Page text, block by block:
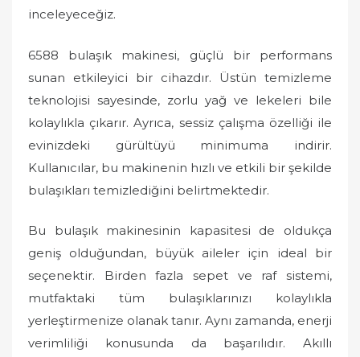
inceleyeceğiz.
6588 bulaşık makinesi, güçlü bir performans
sunan etkileyici bir cihazdır. Üstün temizleme
teknolojisi sayesinde, zorlu yağ ve lekeleri bile
kolaylıkla çıkarır. Ayrıca, sessiz çalışma özelliği ile
evinizdeki gürültüyü minimuma indirir.
Kullanıcılar, bu makinenin hızlı ve etkili bir şekilde
bulaşıkları temizlediğini belirtmektedir.
Bu bulaşık makinesinin kapasitesi de oldukça
geniş olduğundan, büyük aileler için ideal bir
seçenektir. Birden fazla sepet ve raf sistemi,
mutfaktaki tüm bulaşıklarınızı kolaylıkla
yerleştirmenize olanak tanır. Aynı zamanda, enerji
verimliliği konusunda da başarılıdır. Akıllı